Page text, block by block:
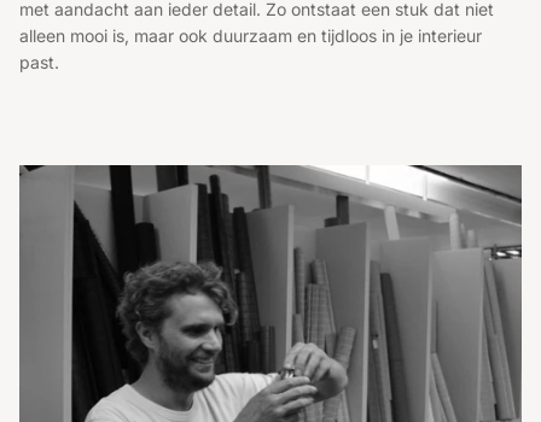
met aandacht aan ieder detail. Zo ontstaat een stuk dat niet
alleen mooi is, maar ook duurzaam en tijdloos in je interieur
past.